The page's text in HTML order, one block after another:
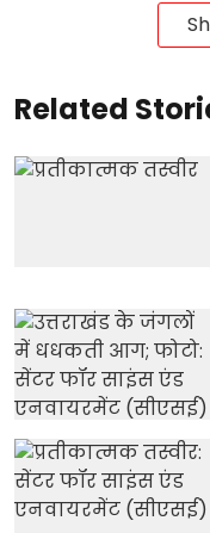
Related